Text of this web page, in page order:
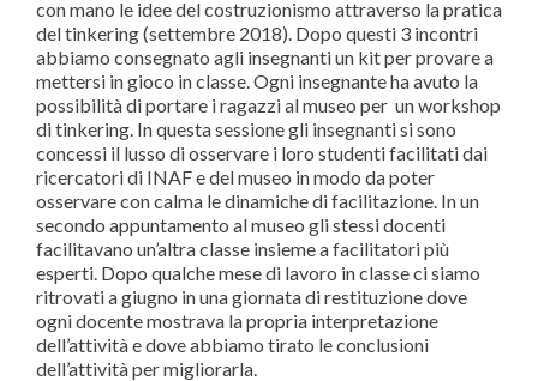
con mano le idee del costruzionismo attraverso la pratica
del tinkering (settembre 2018). Dopo questi 3 incontri
abbiamo consegnato agli insegnanti un kit per provare a
mettersi in gioco in classe. Ogni insegnante ha avuto la
possibilità di portare i ragazzi al museo per un workshop
di tinkering. In questa sessione gli insegnanti si sono
concessi il lusso di osservare i loro studenti facilitati dai
ricercatori di INAF e del museo in modo da poter
osservare con calma le dinamiche di facilitazione. In un
secondo appuntamento al museo gli stessi docenti
facilitavano un’altra classe insieme a facilitatori più
esperti. Dopo qualche mese di lavoro in classe ci siamo
ritrovati a giugno in una giornata di restituzione dove
ogni docente mostrava la propria interpretazione
dell’attività e dove abbiamo tirato le conclusioni
dell’attività per migliorarla.